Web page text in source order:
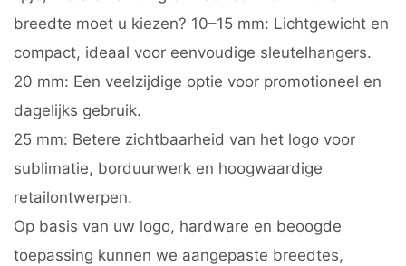
breedte moet u kiezen? 10–15 mm: Lichtgewicht en
compact, ideaal voor eenvoudige sleutelhangers.
20 mm: Een veelzijdige optie voor promotioneel en
dagelijks gebruik.
25 mm: Betere zichtbaarheid van het logo voor
sublimatie, borduurwerk en hoogwaardige
retailontwerpen.
Op basis van uw logo, hardware en beoogde
toepassing kunnen we aangepaste breedtes,